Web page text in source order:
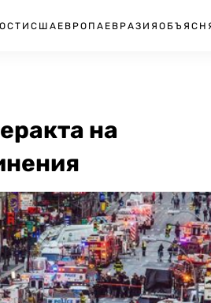
США ЕВРОПА ЕВРАЗИЯ
на